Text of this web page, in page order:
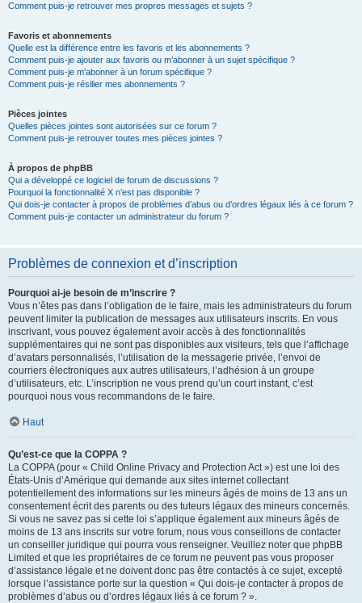
Comment puis-je retrouver mes propres messages et sujets ?
Favoris et abonnements
Quelle est la différence entre les favoris et les abonnements ?
Comment puis-je ajouter aux favoris ou m’abonner à un sujet spécifique ?
Comment puis-je m’abonner à un forum spécifique ?
Comment puis-je résilier mes abonnements ?
Pièces jointes
Quelles pièces jointes sont autorisées sur ce forum ?
Comment puis-je retrouver toutes mes pièces jointes ?
À propos de phpBB
Qui a développé ce logiciel de forum de discussions ?
Pourquoi la fonctionnalité X n’est pas disponible ?
Qui dois-je contacter à propos de problèmes d’abus ou d’ordres légaux liés à ce forum ?
Comment puis-je contacter un administrateur du forum ?
Problèmes de connexion et d’inscription
Pourquoi ai-je besoin de m’inscrire ?
Vous n’êtes pas dans l’obligation de le faire, mais les administrateurs du forum
peuvent limiter la publication de messages aux utilisateurs inscrits. En vous
inscrivant, vous pouvez également avoir accès à des fonctionnalités
supplémentaires qui ne sont pas disponibles aux visiteurs, tels que l’affichage
d’avatars personnalisés, l’utilisation de la messagerie privée, l’envoi de
courriers électroniques aux autres utilisateurs, l’adhésion à un groupe
d’utilisateurs, etc. L’inscription ne vous prend qu’un court instant, c’est
pourquoi nous vous recommandons de le faire.
Haut
Qu’est-ce que la COPPA ?
La COPPA (pour « Child Online Privacy and Protection Act ») est une loi des
États-Unis d’Amérique qui demande aux sites internet collectant
potentiellement des informations sur les mineurs âgés de moins de 13 ans un
consentement écrit des parents ou des tuteurs légaux des mineurs concernés.
Si vous ne savez pas si cette loi s’applique également aux mineurs âgés de
moins de 13 ans inscrits sur votre forum, nous vous conseillons de contacter
un conseiller juridique qui pourra vous renseigner. Veuillez noter que phpBB
Limited et que les propriétaires de ce forum ne peuvent pas vous proposer
d’assistance légale et ne doivent donc pas être contactés à ce sujet, excepté
lorsque l’assistance porte sur la question « Qui dois-je contacter à propos de
problèmes d’abus ou d’ordres légaux liés à ce forum ? ».